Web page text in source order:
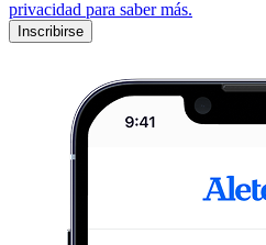
privacidad para saber más.
Inscribirse